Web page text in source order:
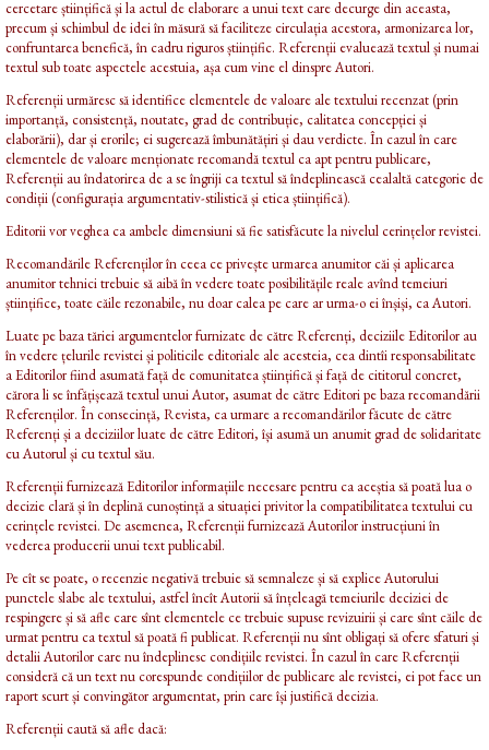
cercetare științifică și la actul de elaborare a unui text care decurge din aceasta,
precum și schimbul de idei în măsură să faciliteze circulația acestora, armonizarea lor,
confruntarea benefică, în cadru riguros științific. Referenții evaluează textul și numai
textul sub toate aspectele acestuia, așa cum vine el dinspre Autori.
Referenții urmăresc să identifice elementele de valoare ale textului recenzat (prin
importanță, consistență, noutate, grad de contribuție, calitatea concepției și
elaborării), dar și erorile; ei sugerează îmbunătățiri și dau verdicte. În cazul în care
elementele de valoare menționate recomandă textul ca apt pentru publicare,
Referenții au îndatorirea de a se îngriji ca textul să îndeplinească cealaltă categorie de
condiții (configurația argumentativ-stilistică și etica științifică).
Editorii vor veghea ca ambele dimensiuni să fie satisfăcute la nivelul cerințelor revistei.
Recomandările Referenților în ceea ce privește urmarea anumitor căi și aplicarea
anumitor tehnici trebuie să aibă în vedere toate posibilitățile reale avînd temeiuri
științifice, toate căile rezonabile, nu doar calea pe care ar urma-o ei înșiși, ca Autori.
Luate pe baza tăriei argumentelor furnizate de către Referenți, deciziile Editorilor au
în vedere țelurile revistei și politicile editoriale ale acesteia, cea dintîi responsabilitate
a Editorilor fiind asumată față de comunitatea științifică și față de cititorul concret,
cărora li se înfățișează textul unui Autor, asumat de către Editori pe baza recomandării
Referenților. În consecință, Revista, ca urmare a recomandărilor făcute de către
Referenți și a deciziilor luate de către Editori, își asumă un anumit grad de solidaritate
cu Autorul și cu textul său.
Referenții furnizează Editorilor informațiile necesare pentru ca aceștia să poată lua o
decizie clară și în deplină cunoștință a situației privitor la compatibilitatea textului cu
cerințele revistei. De asemenea, Referenții furnizează Autorilor instrucțiuni în
vederea producerii unui text publicabil.
Pe cît se poate, o recenzie negativă trebuie să semnaleze și să explice Autorului
punctele slabe ale textului, astfel încît Autorii să înțeleagă temeiurile deciziei de
respingere și să afle care sînt elementele ce trebuie supuse revizuirii și care sînt căile de
urmat pentru ca textul să poată fi publicat. Referenții nu sînt obligați să ofere sfaturi și
detalii Autorilor care nu îndeplinesc condițiile revistei. În cazul în care Referenții
consideră că un text nu corespunde condițiilor de publicare ale revistei, ei pot face un
raport scurt și convingător argumentat, prin care își justifică decizia.
Referenții caută să afle dacă: